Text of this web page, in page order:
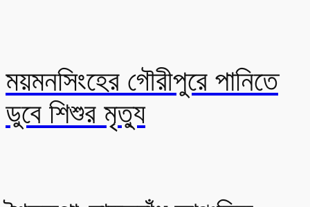
ময়মনসিংহের গৌরীপুরে পানিতে
ডুবে শিশুর মৃত্যু